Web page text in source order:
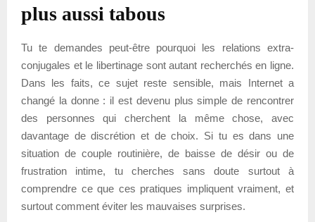
plus aussi tabous
Tu te demandes peut-être pourquoi les relations extra-
conjugales et le libertinage sont autant recherchés en ligne.
Dans les faits, ce sujet reste sensible, mais Internet a
changé la donne : il est devenu plus simple de rencontrer
des personnes qui cherchent la même chose, avec
davantage de discrétion et de choix. Si tu es dans une
situation de couple routinière, de baisse de désir ou de
frustration intime, tu cherches sans doute surtout à
comprendre ce que ces pratiques impliquent vraiment, et
surtout comment éviter les mauvaises surprises.